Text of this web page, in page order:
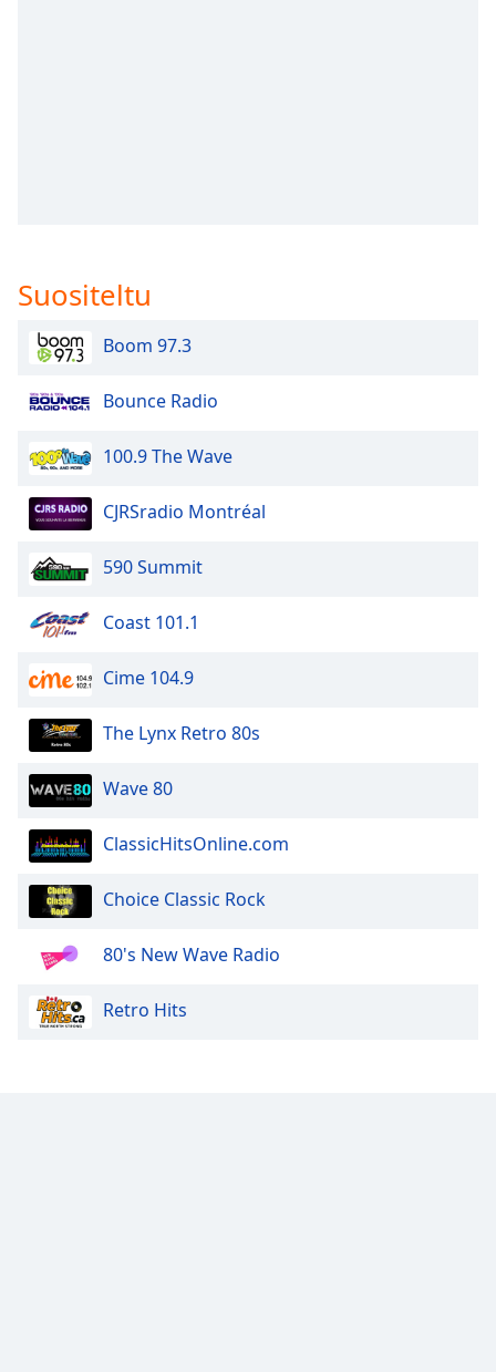
Fullscreen
This
window.
Beginning
dialog
window.
Escape
cancel
and
Text
Color
Opacity
Color
Opacity
Suositeltu
Boom 97.3
Bounce Radio
100.9 The Wave
CJRSradio Montréal
590 Summit
Coast 101.1
Cime 104.9
The Lynx Retro 80s
Wave 80
ClassicHitsOnline.com
Choice Classic Rock
80's New Wave Radio
Retro Hits